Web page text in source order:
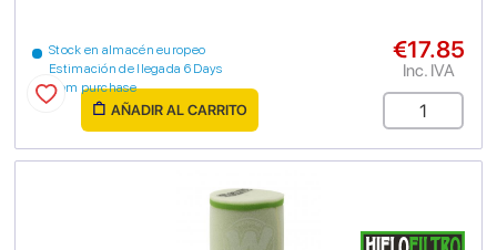
Stock en almacén europeo
Estimación de llegada 6 Days
from purchase
€17.85
Inc. IVA
AÑADIR AL CARRITO